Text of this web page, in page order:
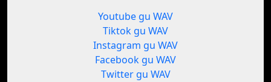
Youtube gu WAV
Tiktok gu WAV
Instagram gu WAV
Facebook gu WAV
Twitter gu WAV